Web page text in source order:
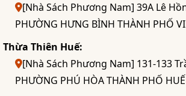
[Nhà Sách Phương Nam] 39A Lê
PHƯỜNG HƯNG BÌNH THÀNH PHỐ
Thừa Thiên Huế:
[Nhà Sách Phương Nam] 131-133
PHƯỜNG PHÚ HÒA THÀNH PHỐ HUẾ